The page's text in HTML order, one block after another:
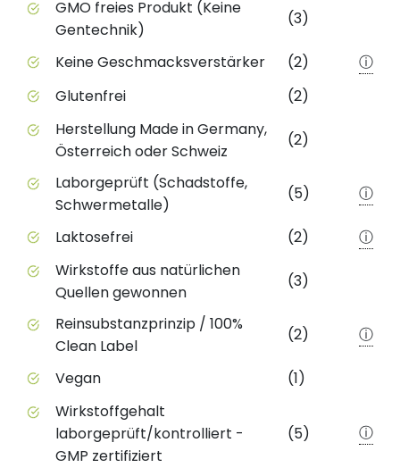
GMO freies Produkt (Keine
Gentechnik)
(3)
Keine Geschmacksverstärker (2)
ⓘ
Glutenfrei
(2)
Herstellung Made in Germany,
Österreich oder Schweiz
(2)
Laborgeprüft (Schadstoffe,
Schwermetalle)
(5) ⓘ
Laktosefrei (2)
ⓘ
Wirkstoffe aus natürlichen
Quellen gewonnen
(3)
Reinsubstanzprinzip / 100%
Clean Label
(2) ⓘ
Vegan
(1)
Wirkstoffgehalt
laborgeprüft/kontrolliert -
GMP zertifiziert
(5) ⓘ